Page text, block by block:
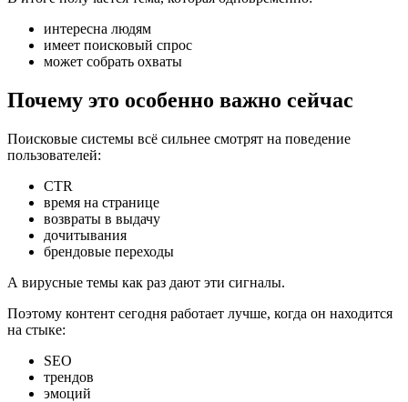
интересна людям
имеет поисковый спрос
может собрать охваты
Почему это особенно важно сейчас
Поисковые системы всё сильнее смотрят на поведение
пользователей:
CTR
время на странице
возвраты в выдачу
дочитывания
брендовые переходы
А вирусные темы как раз дают эти сигналы.
Поэтому контент сегодня работает лучше, когда он находится
на стыке:
SEO
трендов
эмоций